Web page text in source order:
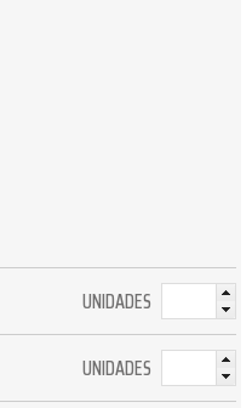
UNIDADES
UNIDADES